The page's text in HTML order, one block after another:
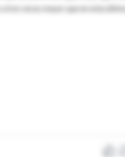
tres veces mayor que en esta